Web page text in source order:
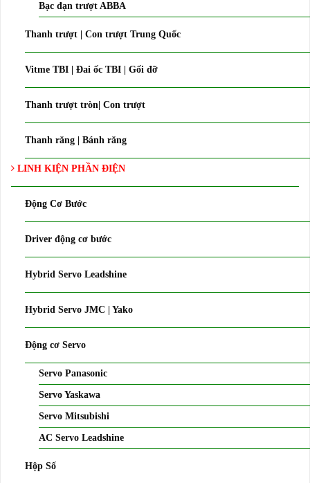
Bạc đạn trượt ABBA
Thanh trượt | Con trượt Trung Quốc
Vitme TBI | Đai ốc TBI | Gối đỡ
Thanh trượt tròn| Con trượt
Thanh răng | Bánh răng
LINH KIỆN PHẦN ĐIỆN
Động Cơ Bước
Driver động cơ bước
Hybrid Servo Leadshine
Hybrid Servo JMC | Yako
Động cơ Servo
Servo Panasonic
Servo Yaskawa
Servo Mitsubishi
AC Servo Leadshine
Hộp Số